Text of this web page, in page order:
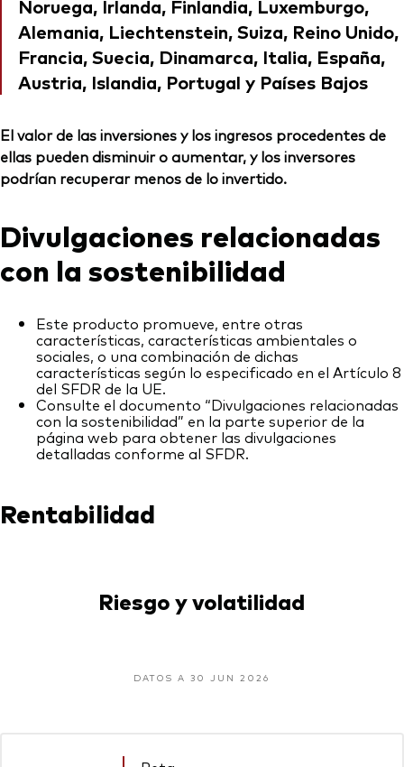
Noruega, Irlanda, Finlandia, Luxemburgo,
Alemania, Liechtenstein, Suiza, Reino Unido,
Francia, Suecia, Dinamarca, Italia, España,
Austria, Islandia, Portugal y Países Bajos
El valor de las inversiones y los ingresos procedentes de
ellas pueden disminuir o aumentar, y los inversores
podrían recuperar menos de lo invertido.
Divulgaciones relacionadas
con la sostenibilidad
Este producto promueve, entre otras
características, características ambientales o
sociales, o una combinación de dichas
características según lo especificado en el Artículo 8
del SFDR de la UE.
Consulte el documento “Divulgaciones relacionadas
con la sostenibilidad” en la parte superior de la
página web para obtener las divulgaciones
detalladas conforme al SFDR.
Rentabilidad
Riesgo y volatilidad
DATOS A 30 JUN 2026